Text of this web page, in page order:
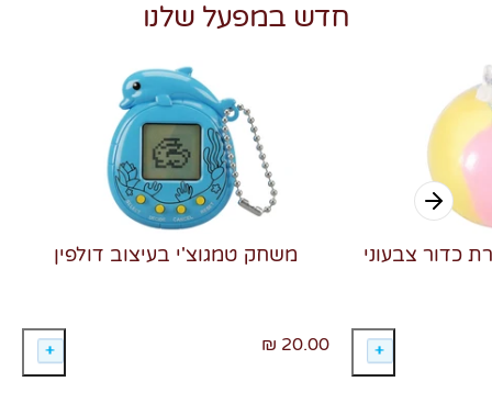
חדש במפעל שלנו
משחק טמגוצ'י בעיצוב דולפין
20.00 ₪
כדור צבעוני